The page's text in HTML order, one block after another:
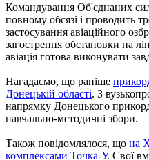
Командування Об'єднаних
повному обсязі і проводить
застосування авіаційного
загострення обстановки на
авіація готова виконувати
Нагадаємо, що раніше
Донецькій області. З
напрямку Донецького
навчально-методичні збори.
Також повідомлялося, що на
комплексами Точка-У. Свої